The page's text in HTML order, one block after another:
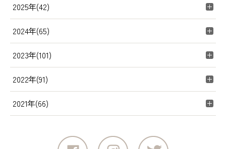
2025年(42)
2024年(65)
2023年(101)
2022年(91)
2021年(66)